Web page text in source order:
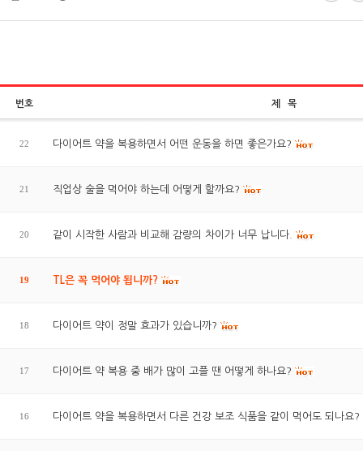
번호 제 목
22 다이어트 약을 복용하면서 어떤 운동을 하면 좋은가요?
21 직업상 술을 먹어야 하는데 어떻게 할까요?
20 같이 시작한 사람과 비교해 감량의 차이가 너무 납니다.
19 TL은 꼭 먹어야 됩니까?
18 다이어트 약이 정말 효과가 있습니까?
17 다이어트 약 복용 중 배가 많이 고플 땐 어떻게 하나요?
16 다이어트 약을 복용하면서 다른 건강 보조 식품을 같이 먹어도 되나요?